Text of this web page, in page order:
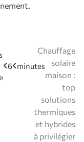
Chauffage
solaire
maison :
top
solutions
thermiques
et hybrides
à privilégier